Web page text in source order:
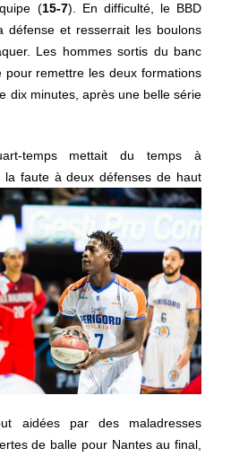
(15-7). En difficulté, le BBD
défense et resserrait les boulons
Les hommes sortis du banc
pour remettre les deux formations
dix minutes, après une belle série
temps mettait du temps à
la faute àdeux défenses de haut
aidées par des maladresses
de balle pour Nantes au final,